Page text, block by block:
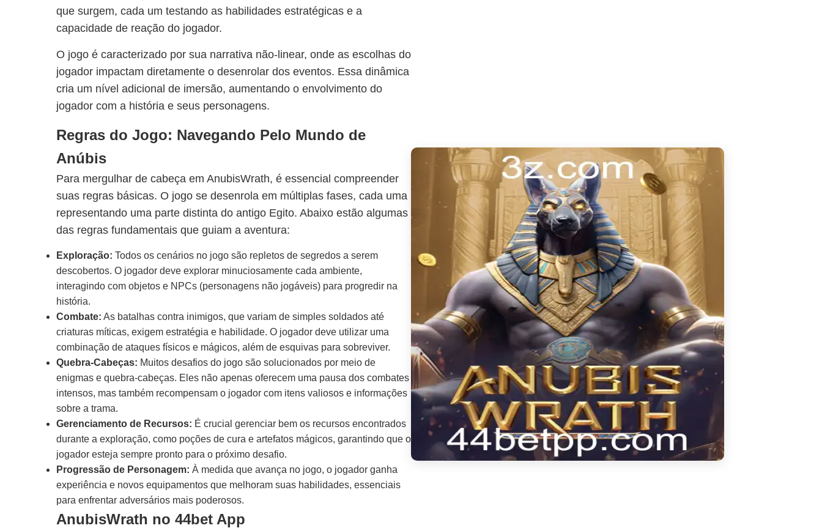
que surgem, cada um testando as habilidades estratégicas e a
capacidade de reação do jogador.
O jogo é caracterizado por sua narrativa não-linear, onde as escolhas do
jogador impactam diretamente o desenrolar dos eventos. Essa dinâmica
cria um nível adicional de imersão, aumentando o envolvimento do
jogador com a história e seus personagens.
Regras do Jogo: Navegando Pelo Mundo de
Anúbis
Para mergulhar de cabeça em AnubisWrath, é essencial compreender
suas regras básicas. O jogo se desenrola em múltiplas fases, cada uma
representando uma parte distinta do antigo Egito. Abaixo estão algumas
das regras fundamentais que guiam a aventura:
Exploração: Todos os cenários no jogo são repletos de segredos a serem
descobertos. O jogador deve explorar minuciosamente cada ambiente,
interagindo com objetos e NPCs (personagens não jogáveis) para progredir na
história.
Combate: As batalhas contra inimigos, que variam de simples soldados até
criaturas míticas, exigem estratégia e habilidade. O jogador deve utilizar uma
combinação de ataques físicos e mágicos, além de esquivas para sobreviver.
Quebra-Cabeças: Muitos desafios do jogo são solucionados por meio de
enigmas e quebra-cabeças. Eles não apenas oferecem uma pausa dos combates
intensos, mas também recompensam o jogador com itens valiosos e informações
sobre a trama.
Gerenciamento de Recursos: É crucial gerenciar bem os recursos encontrados
durante a exploração, como poções de cura e artefatos mágicos, garantindo que o
jogador esteja sempre pronto para o próximo desafio.
Progressão de Personagem: À medida que avança no jogo, o jogador ganha
experiência e novos equipamentos que melhoram suas habilidades, essenciais
para enfrentar adversários mais poderosos.
AnubisWrath no 44bet App